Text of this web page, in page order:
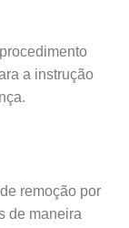
a instrução
remoção por
de maneira